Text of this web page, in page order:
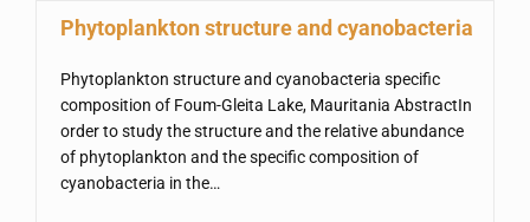
Phytoplankton structure and cyanobacteria
Phytoplankton structure and cyanobacteria specific
composition of Foum-Gleita Lake, Mauritania AbstractIn
order to study the structure and the relative abundance
of phytoplankton and the specific composition of
cyanobacteria in the…